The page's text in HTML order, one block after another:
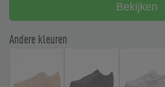
Bekijken
Andere kleuren